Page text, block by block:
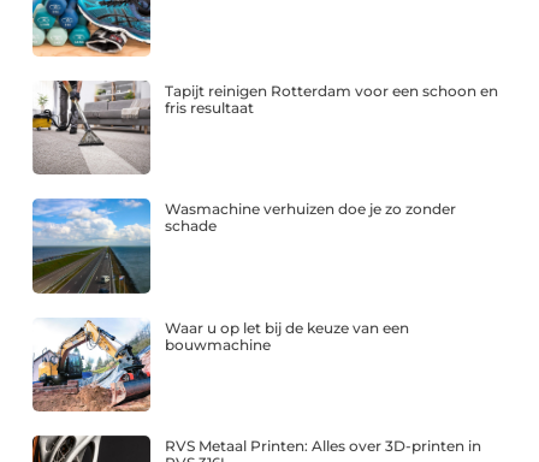
Tapijt reinigen Rotterdam voor een schoon en
fris resultaat
Wasmachine verhuizen doe je zo zonder
schade
Waar u op let bij de keuze van een
bouwmachine
RVS Metaal Printen: Alles over 3D-printen in